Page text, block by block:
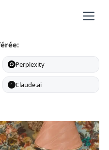
Perplexity
C Claude.ai